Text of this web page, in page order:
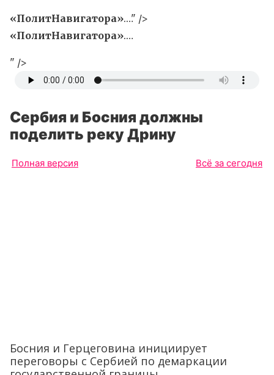
«ПолитНавигатора».…" />
«ПолитНавигатора».…
" />
Сербия и Босния должны
поделить реку Дрину
Полная версия Всё за сегодня
Босния и Герцеговина инициирует
переговоры с Сербией по демаркации